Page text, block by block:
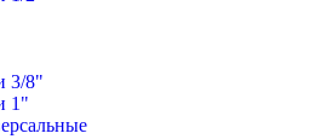
3/8"
1"